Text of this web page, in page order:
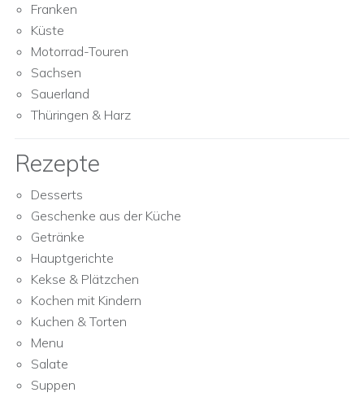
Franken
Küste
Motorrad-Touren
Sachsen
Sauerland
Thüringen & Harz
Rezepte
Desserts
Geschenke aus der Küche
Getränke
Hauptgerichte
Kekse & Plätzchen
Kochen mit Kindern
Kuchen & Torten
Menu
Salate
Suppen